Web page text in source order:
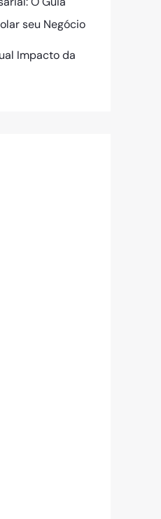
seu Negócio
Impacto da